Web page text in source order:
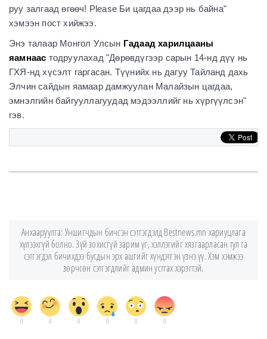
руу залгаад өгөөч! Please Би цагдаа дээр нь байна"
хэмээн пост хийжээ.
Энэ талаар Монгол Улсын Гадаад харилцааны
яамнаас тодруулахад "Дөрөвдүгээр сарын 14-нд дүү нь
ГХЯ-нд хүсэлт гаргасан. Түүнийх нь дагуу Тайланд дахь
Элчин сайдын яамаар дамжуулан Малайзын цагдаа,
эмнэлгийн байгууллагуудад мэдээллийг нь хүргүүлсэн"
гэв.
Анхааруулга: Уншигчдын бичсэн сэтгэгдэлд Bestnews.mn хариуцлага
хүлээхгүй болно. Зүй зохисгүй зарим үг, хэллэгийг хязгаарласан тул та
сэтгэгдэл бичихдээ бусдын эрх ашгийг хүндэтгэн үзнэ үү. Хэм хэмжээ
зөрчсөн сэтгэгдлийг админ устгах хэрэгтэй.
0 0 0 0 0 0